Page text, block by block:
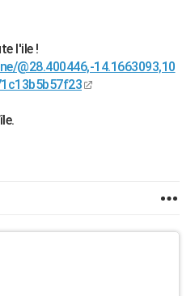
l'ile !
@28.400446,-14.1663093,10